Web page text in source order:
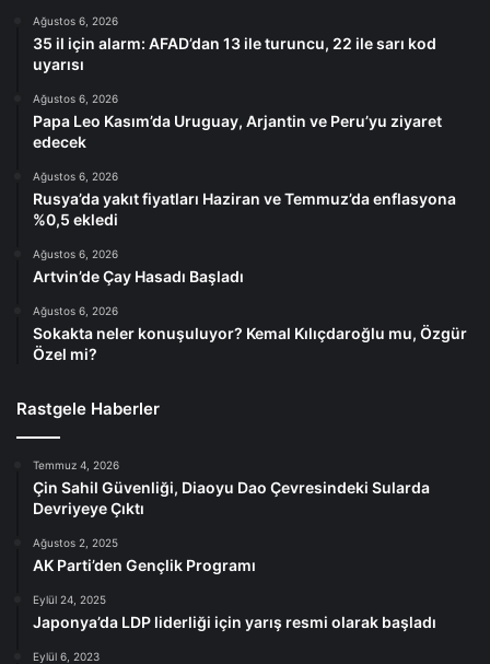
Ağustos 6, 2026
35 il için alarm: AFAD’dan 13 ile turuncu, 22 ile sarı kod
uyarısı
Ağustos 6, 2026
Papa Leo Kasım’da Uruguay, Arjantin ve Peru’yu ziyaret
edecek
Ağustos 6, 2026
Rusya’da yakıt fiyatları Haziran ve Temmuz’da enflasyona
%0,5 ekledi
Ağustos 6, 2026
Artvin’de Çay Hasadı Başladı
Ağustos 6, 2026
Sokakta neler konuşuluyor? Kemal Kılıçdaroğlu mu, Özgür
Özel mi?
Rastgele Haberler
Temmuz 4, 2026
Çin Sahil Güvenliği, Diaoyu Dao Çevresindeki Sularda
Devriyeye Çıktı
Ağustos 2, 2025
AK Parti’den Gençlik Programı
Eylül 24, 2025
Japonya’da LDP liderliği için yarış resmi olarak başladı
Eylül 6, 2023